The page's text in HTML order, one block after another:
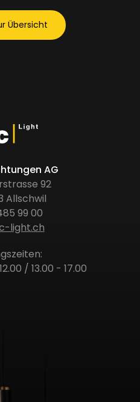
Übersicht
AG
92
Allschwil
99 00
light.ch
/ 13.00 - 17.00